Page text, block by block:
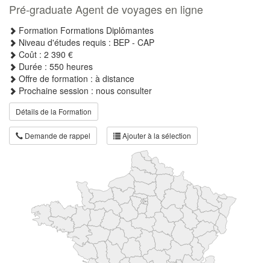
Pré-graduate Agent de voyages en ligne
Formation Formations Diplômantes
Niveau d'études requis : BEP - CAP
Coût : 2 390 €
Durée : 550 heures
Offre de formation : à distance
Prochaine session : nous consulter
Détails de la Formation
Demande de rappel Ajouter à la sélection